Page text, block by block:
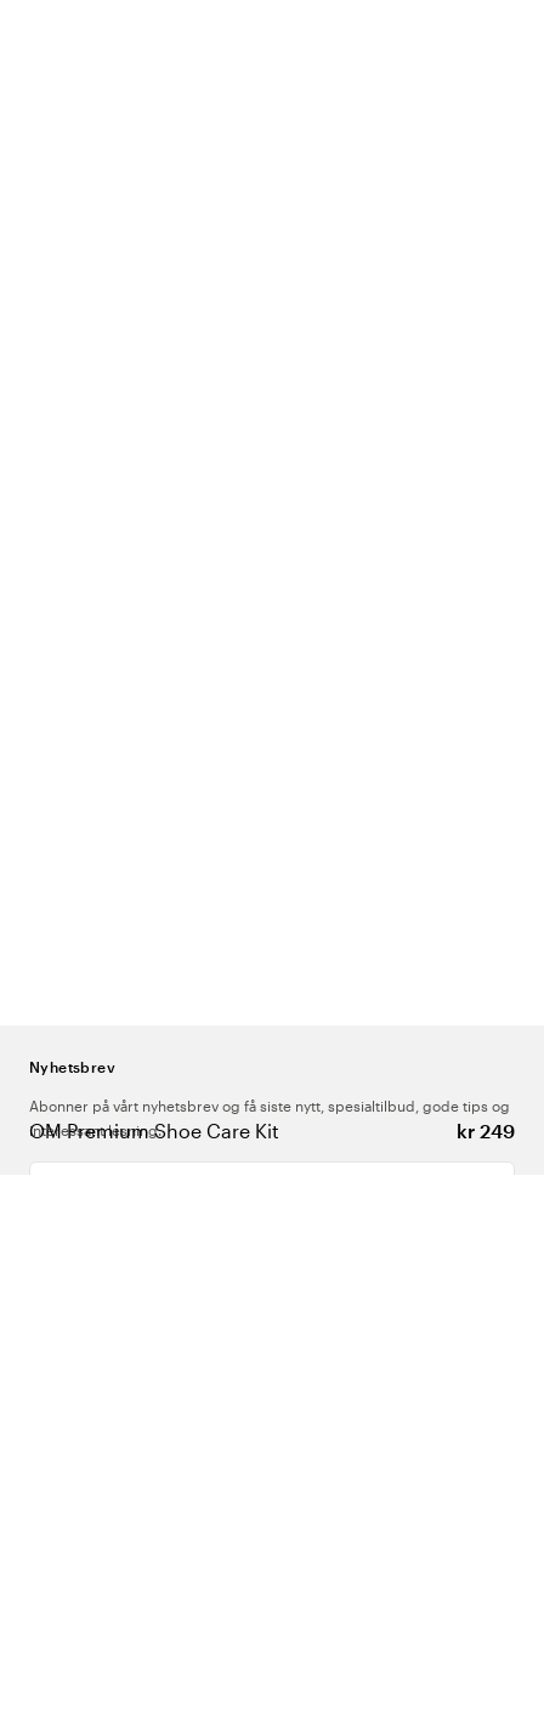
OM Premium Shoe Care Kit kr 249
Nyhetsbrev
Abonner på vårt nyhetsbrev og få siste nytt, spesialtilbud, gode tips og
interessant lesning.
Skriv inn din e-postadresse